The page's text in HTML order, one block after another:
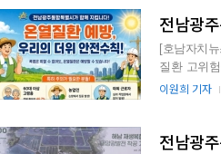
전남광
[호남자치
질환 고위험군에 각별한
면, 지난 5
이원희 기자
전남광